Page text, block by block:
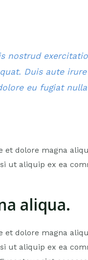
nostrud
Duis aute
eu fugiat
dolore magna
ut aliquip ex ea
aliqua.
dolore magna
ut aliquip ex ea